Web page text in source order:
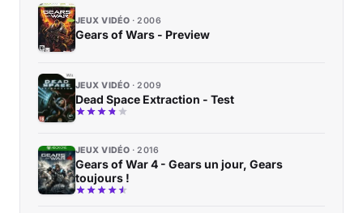
JEUX VIDÉO 2006
Gears of Wars - Preview
JEUX VIDÉO 2009
Dead Space Extraction - Test
JEUX VIDÉO 2016
Gears of War 4 - Gears un jour, Gears
toujours !